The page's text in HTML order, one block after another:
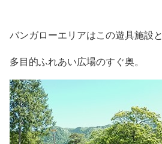
バンガローエリアはこの遊具施設と
多目的ふれあい広場のすぐ奥。